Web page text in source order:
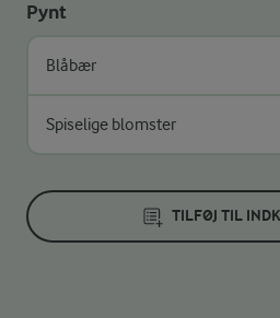
Pynt
Blåbær
Spiselige blomster
TILFØJ TIL